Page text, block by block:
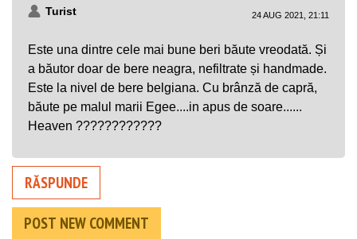
Turist 24 AUG 2021, 21:11
Este una dintre cele mai bune beri băute vreodată. Și
a băutor doar de bere neagra, nefiltrate și handmade.
Este la nivel de bere belgiana. Cu brânză de capră,
băute pe malul marii Egee....in apus de soare......
Heaven ????????????
RĂSPUNDE
POST NEW COMMENT